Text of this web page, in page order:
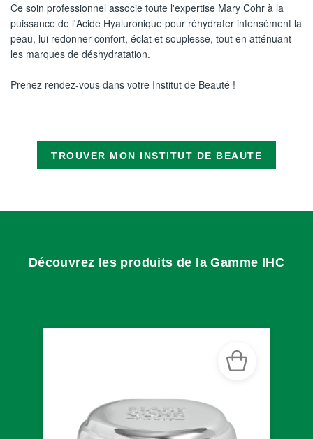
Ce soin professionnel associe toute l'expertise Mary Cohr à la
puissance de l'Acide Hyaluronique pour réhydrater intensément la
peau, lui redonner confort, éclat et souplesse, tout en atténuant
les marques de déshydratation.
Prenez rendez-vous dans votre Institut de Beauté !
TROUVER MON INSTITUT DE BEAUTE
Découvrez les produits de la Gamme IHC